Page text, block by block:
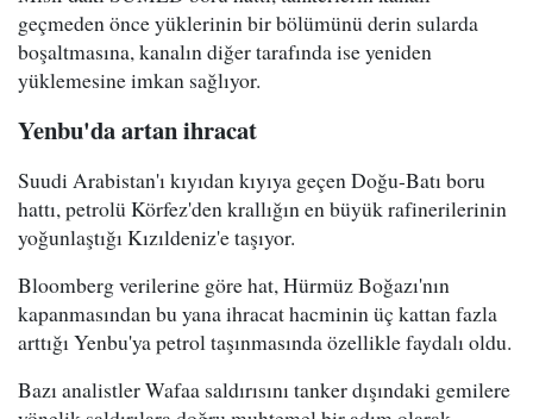
geçmeden önce yüklerinin bir bölümünü derin sularda
boşaltmasına, kanalın diğer tarafında ise yeniden
yüklemesine imkan sağlıyor.
Yenbu'da artan ihracat
Suudi Arabistan'ı kıyıdan kıyıya geçen Doğu-Batı boru
hattı, petrolü Körfez'den krallığın en büyük rafinerilerinin
yoğunlaştığı Kızıldeniz'e taşıyor.
Bloomberg verilerine göre hat, Hürmüz Boğazı'nın
kapanmasından bu yana ihracat hacminin üç kattan fazla
arttığı Yenbu'ya petrol taşınmasında özellikle faydalı oldu.
Bazı analistler Wafaa saldırısını tanker dışındaki gemilere